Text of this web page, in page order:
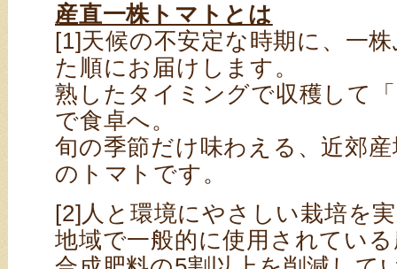
産直一株トマトとは
[1]天候の不安定な時期に、一
た順にお届けします。
熟したタイミングで収穫して
で食卓へ。
旬の季節だけ味わえる、近郊
のトマトです。
[2]人と環境にやさしい栽培を
地域で一般的に使用されてい